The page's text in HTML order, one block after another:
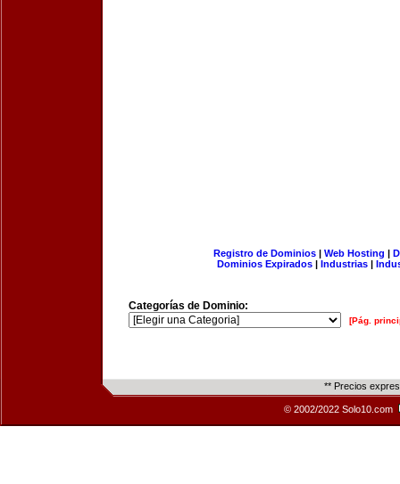
Registro de Dominios| Web Hosting |
Dominios Expirados | Industrias |
Categorías de Dominio:
[Pág.
** Precios
© 2002/2022 Solo10.com